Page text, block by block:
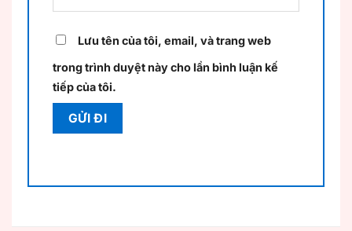
Lưu tên của tôi, email, và trang web
trong trình duyệt này cho lần bình luận kế
tiếp của tôi.